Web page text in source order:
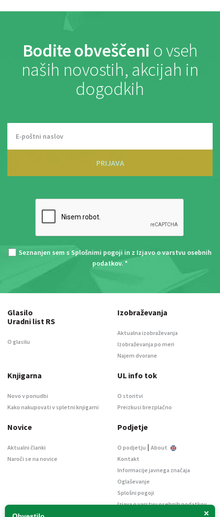
Bodite obveščeni o vseh
naših novostih, akcijah in
dogodkih
PRIJAVA
Seznanjen sem s Splošnimi pogoji in z Izjavo o varstvu osebnih
podatkov. *
×
Glasilo
Uradni list RS
O glasilu
Izobraževanja
Aktualna izobraževanja
Izobraževanja po meri
Najem dvorane
Knjigarna
Novo v ponudbi
Kako nakupovati v spletni knjigarni
UL info tok
O storitvi
Preizkusi brezplačno
Novice
Aktualni članki
Naroči se na novice
Podjetje
O podjetju | About
Kontakt
Informacije javnega značaja
Oglaševanje
Splošni pogoji
Izjava o varstvu osebnih podatkov